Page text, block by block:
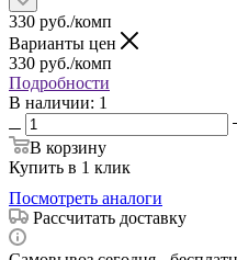
330 руб./комп
Варианты цен
330 руб./комп
Подробности
В наличии: 1
В корзину
Купить в 1 клик
Посмотреть аналоги
Рассчитать доставку